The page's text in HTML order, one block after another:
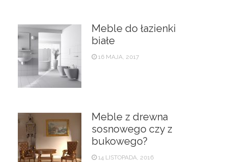
Meble do łazienki
białe
16 MAJA, 2017
Meble z drewna
sosnowego czy z
bukowego?
14 LISTOPADA, 2016